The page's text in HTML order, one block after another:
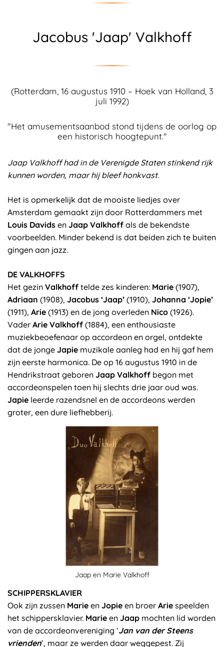
Jacobus 'Jaap' Valkhoff
(Rotterdam, 16 augustus 1910 – Hoek van Holland, 3
juli 1992)
"Het amusementsaanbod stond tijdens de oorlog op
een historisch hoogtepunt."
Jaap Valkhoff had in de Verenigde Staten stinkend rijk
kunnen worden, maar hij bleef honkvast.
Het is opmerkelijk dat de mooiste liedjes over
Amsterdam gemaakt zijn door Rotterdammers met
Louis Davids en Jaap Valkhoff als de bekendste
voorbeelden. Minder bekend is dat beiden zich te buiten
gingen aan jazz.
DE VALKHOFFS
Het gezin Valkhoff telde zes kinderen: Marie (1907),
Adriaan (1908), Jacobus ‘Jaap’ (1910), Johanna ‘Jopie’
(1911), Arie (1913) en de jong overleden Nico (1926).
Vader Arie Valkhoff (1884), een enthousiaste
muziekbeoefenaar op accordeon en orgel, ontdekte
dat de jonge Japie muzikale aanleg had en hij gaf hem
zijn eerste harmonica. De op 16 augustus 1910 in de
Hendrikstraat geboren Jaap Valkhoff begon met
accordeonspelen toen hij slechts drie jaar oud was.
Japie leerde razendsnel en de accordeons werden
groter, een dure liefhebberij.
Jaap en Marie Valkhoff
SCHIPPERSKLAVIER
Ook zijn zussen Marie en Jopie en broer Arie speelden
het schippersklavier. Marie en Jaap mochten lid worden
van de accordeonvereniging ‘Jan van der Steens
vrienden’, maar ze werden daar weggepest. Zij